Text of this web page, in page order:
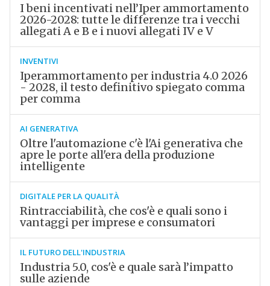
I beni incentivati nell’Iper ammortamento
2026-2028: tutte le differenze tra i vecchi
allegati A e B e i nuovi allegati IV e V
INVENTIVI
Iperammortamento per industria 4.0 2026
- 2028, il testo definitivo spiegato comma
per comma
AI GENERATIVA
Oltre l'automazione c'è l'Ai generativa che
apre le porte all'era della produzione
intelligente
DIGITALE PER LA QUALITÀ
Rintracciabilità, che cos'è e quali sono i
vantaggi per imprese e consumatori
IL FUTURO DELL'INDUSTRIA
Industria 5.0, cos'è e quale sarà l’impatto
sulle aziende